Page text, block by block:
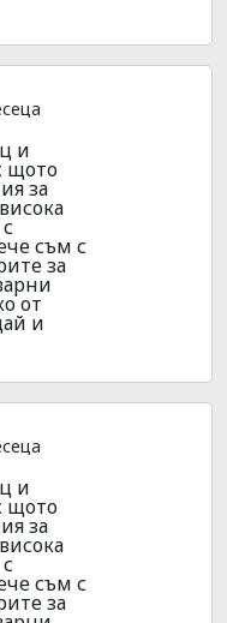
и
щото
за
съм с
за
от
и
и
щото
за
съм с
за